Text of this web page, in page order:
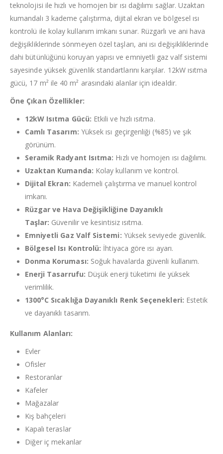
teknolojisi ile hızlı ve homojen bir ısı dağılımı sağlar. Uzaktan
kumandalı 3 kademe çalıştırma, dijital ekran ve bölgesel ısı
kontrolü ile kolay kullanım imkanı sunar. Rüzgarlı ve ani hava
değişikliklerinde sönmeyen özel taşları, ani ısı değişikliklerinde
dahi bütünlüğünü koruyan yapısı ve emniyetli gaz valf sistemi
sayesinde yüksek güvenlik standartlarını karşılar. 12kW ısıtma
gücü, 17 m² ile 40 m² arasındaki alanlar için idealdir.
Öne Çıkan Özellikler:
12kW Isıtma Gücü: Etkili ve hızlı ısıtma.
Camlı Tasarım: Yüksek ısı geçirgenliği (%85) ve şık
görünüm.
Seramik Radyant Isıtma: Hızlı ve homojen ısı dağılımı.
Uzaktan Kumanda: Kolay kullanım ve kontrol.
Dijital Ekran: Kademeli çalıştırma ve manuel kontrol
imkanı.
Rüzgar ve Hava Değişikliğine Dayanıklı
Taşlar: Güvenilir ve kesintisiz ısıtma.
Emniyetli Gaz Valf Sistemi: Yüksek seviyede güvenlik.
Bölgesel Isı Kontrolü: İhtiyaca göre ısı ayarı.
Donma Koruması: Soğuk havalarda güvenli kullanım.
Enerji Tasarrufu: Düşük enerji tüketimi ile yüksek
verimlilik.
1300°C Sıcaklığa Dayanıklı Renk Seçenekleri: Estetik
ve dayanıklı tasarım.
Kullanım Alanları:
Evler
Ofisler
Restoranlar
Kafeler
Mağazalar
Kış bahçeleri
Kapalı teraslar
Diğer iç mekanlar